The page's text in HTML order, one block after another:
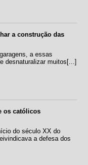
a construção das
a essas
desnaturalizar muitos[...]
os católicos
do século XX do
a defesa dos